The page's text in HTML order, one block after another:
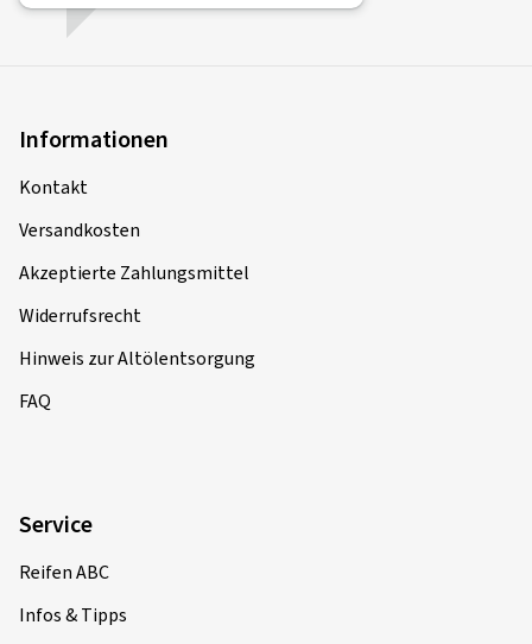
Informationen
Kontakt
Versandkosten
Akzeptierte Zahlungsmittel
Widerrufsrecht
Hinweis zur Altölentsorgung
FAQ
Service
Reifen ABC
Infos & Tipps